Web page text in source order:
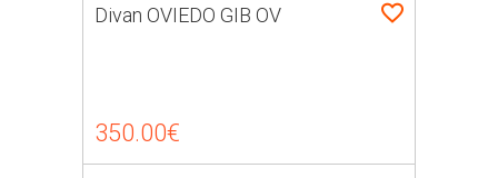
Divan OVIEDO GIB OV
350.00€